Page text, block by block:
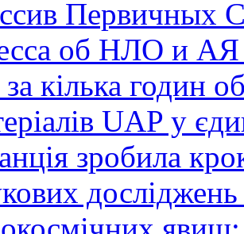
Первичных
об НЛО и
кілька годин
UAP у
зробила